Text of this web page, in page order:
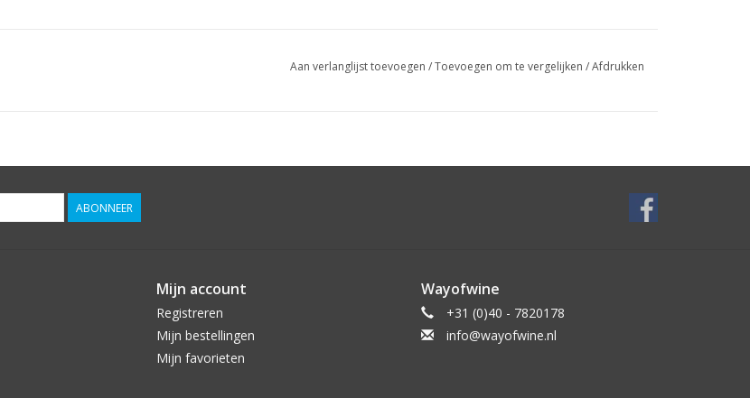
Aan verlanglijst toevoegen /Toevoegen om te vergelijken /Afdrukken
ABONNEER
Mijn account
Registreren
Mijn bestellingen
Mijn favorieten
Wayofwine
+31 (0)40 - 7820178
info@wayofwine.nl